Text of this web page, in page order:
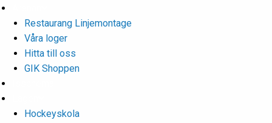
Restaurang Linjemontage
Våra loger
Hitta till oss
GIK Shoppen
Hockeyskola